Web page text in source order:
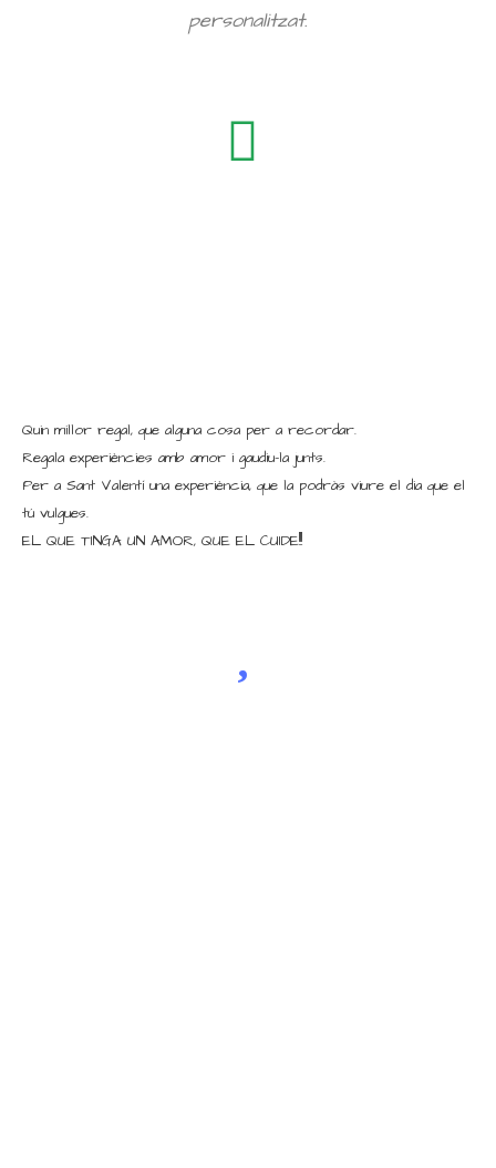
personalitzat.
Quin millor regal, que alguna cosa per a recordar.
Regala experiències amb amor i gaudiu-la junts.
Per a Sant Valentí una experiència, que la podràs viure el dia que el
tú vulgues.
EL QUE TINGA UN AMOR, QUE EL CUIDE!!!